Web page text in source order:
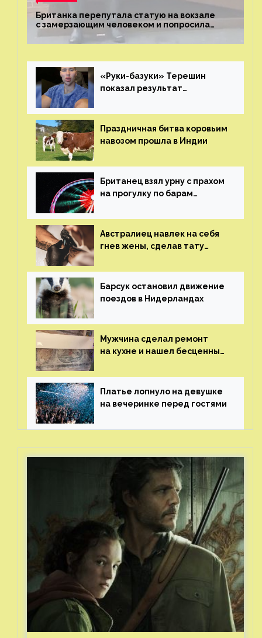
Британка перепутала статую на вокзале
с замерзающим человеком и попросила
о помощи
«Руки-базуки» Терешин
показал результат
Праздничная битва коровьим
навозом прошла в Индии
Британец взял урну с прахом
на прогулку по барам
Австралиец навлек на себя
гнев жены, сделав тату
Барсук остановил движение
поездов в Нидерландах
Мужчина сделал ремонт
на кухне и нашел бесценные
Платье лопнуло на девушке
на вечеринке перед гостями